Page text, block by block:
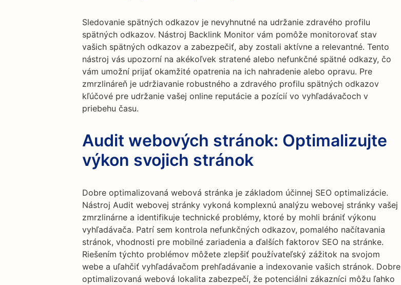
Sledovanie spätných odkazov je nevyhnutné na udržanie zdravého profilu
spätných odkazov. Nástroj Backlink Monitor vám pomôže monitorovať stav
vašich spätných odkazov a zabezpečiť, aby zostali aktívne a relevantné. Tento
nástroj vás upozorní na akékoľvek stratené alebo nefunkčné spätné odkazy, čo
vám umožní prijať okamžité opatrenia na ich nahradenie alebo opravu. Pre
zmrzlináreň je udržiavanie robustného a zdravého profilu spätných odkazov
kľúčové pre udržanie vašej online reputácie a pozícií vo vyhľadávačoch v
priebehu času.
Audit webových stránok: Optimalizujte
výkon svojich stránok
Dobre optimalizovaná webová stránka je základom účinnej SEO optimalizácie.
Nástroj Audit webovej stránky vykoná komplexnú analýzu webovej stránky vašej
zmrzlinárne a identifikuje technické problémy, ktoré by mohli brániť výkonu
vyhľadávača. Patrí sem kontrola nefunkčných odkazov, pomalého načítavania
stránok, vhodnosti pre mobilné zariadenia a ďalších faktorov SEO na stránke.
Riešením týchto problémov môžete zlepšiť používateľský zážitok na svojom
webe a uľahčiť vyhľadávačom prehľadávanie a indexovanie vašich stránok. Dobre
optimalizovaná webová lokalita zabezpečí, že potenciálni zákazníci môžu ľahko